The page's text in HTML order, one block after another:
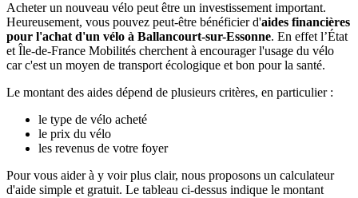
Acheter un nouveau vélo peut être un investissement important.
Heureusement, vous pouvez peut-être bénéficier d'aides financières
pour l'achat d'un vélo à Ballancourt-sur-Essonne. En effet l’État
et Île-de-France Mobilités cherchent à encourager l'usage du vélo
car c'est un moyen de transport écologique et bon pour la santé.
Le montant des aides dépend de plusieurs critères, en particulier :
le type de vélo acheté
le prix du vélo
les revenus de votre foyer
Pour vous aider à y voir plus clair, nous proposons un calculateur
d'aide simple et gratuit. Le tableau ci-dessus indique le montant